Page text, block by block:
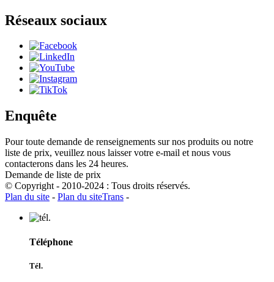
Réseaux sociaux
Enquête
Pour toute demande de renseignements sur nos produits ou notre
liste de prix, veuillez nous laisser votre e-mail et nous vous
contacterons dans les 24 heures.
Demande de liste de prix
© Copyright - 2010-2024 : Tous droits réservés.
Plan du site - Plan du siteTrans -
Téléphone
Tél.